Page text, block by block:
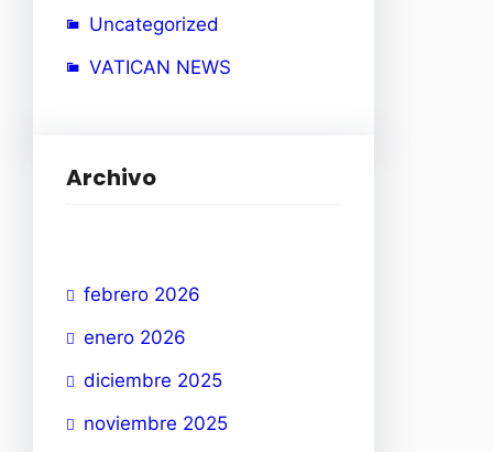
Uncategorized
VATICAN NEWS
Archivo
febrero 2026
enero 2026
diciembre 2025
noviembre 2025